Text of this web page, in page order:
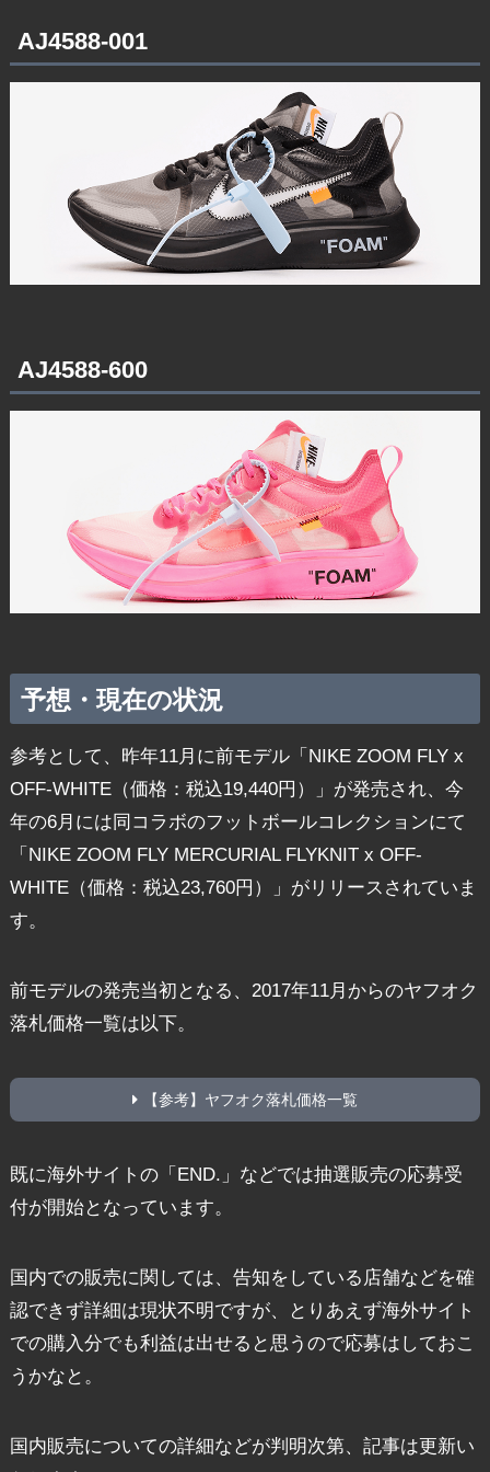
AJ4588-001
AJ4588-600
予想・現在の状況
参考として、昨年11月に前モデル「NIKE ZOOM FLY x
OFF-WHITE（価格：税込19,440円）」が発売され、今
年の6月には同コラボのフットボールコレクションにて
「NIKE ZOOM FLY MERCURIAL FLYKNIT x OFF-
WHITE（価格：税込23,760円）」がリリースされていま
す。
前モデルの発売当初となる、2017年11月からのヤフオク
落札価格一覧は以下。
【参考】ヤフオク落札価格一覧
既に海外サイトの「END.」などでは抽選販売の応募受
付が開始となっています。
国内での販売に関しては、告知をしている店舗などを確
認できず詳細は現状不明ですが、とりあえず海外サイト
での購入分でも利益は出せると思うので応募はしておこ
うかなと。
国内販売についての詳細などが判明次第、記事は更新い